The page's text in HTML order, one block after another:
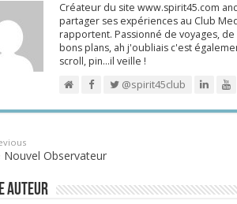
Créateur du site www.spirit45.com
partager ses expériences au Club
rapportent. Passionné de voyages,
bons plans, ah j'oubliais c'est
scroll, pin…il veille !
@spirit45club
Nouvel Observateur
AUTEUR